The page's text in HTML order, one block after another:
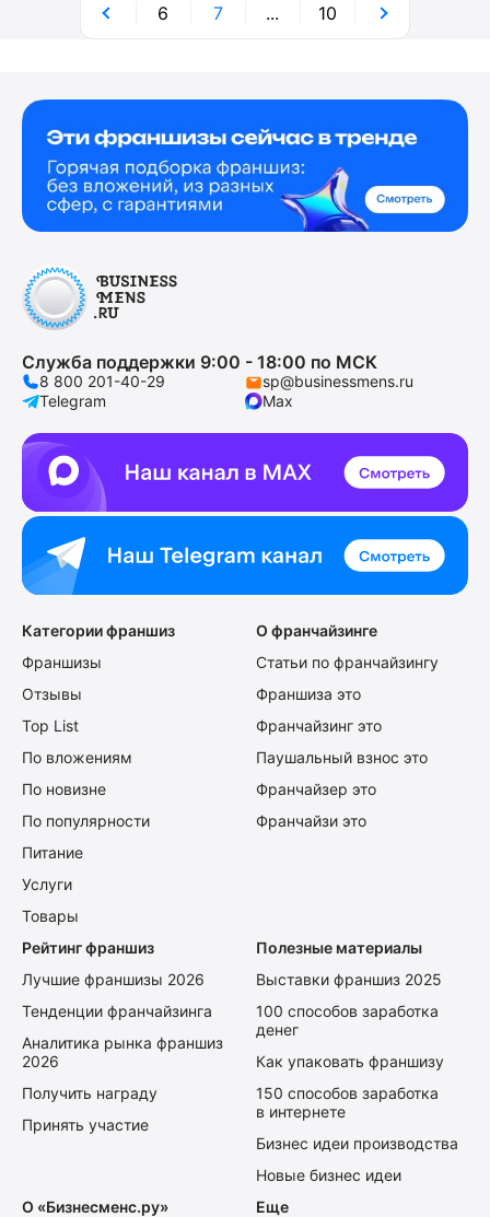
6 7 ... 10
Служба поддержки 9:00 - 18:00 по МСК
8 800 201-40-29
sp@businessmens.ru
Telegram
Max
Категории франшиз
Франшизы
Отзывы
Top List
По вложениям
По новизне
По популярности
Питание
Услуги
Товары
О франчайзинге
Статьи по франчайзингу
Франшиза это
Франчайзинг это
Паушальный взнос это
Франчайзер это
Франчайзи это
Рейтинг франшиз
Лучшие франшизы 2026
Тенденции франчайзинга
Аналитика рынка франшиз
2026
Получить награду
Принять участие
Полезные материалы
Выставки франшиз 2025
100 способов заработка
денег
Как упаковать франшизу
150 способов заработка
в интернете
Бизнес идеи производства
Новые бизнес идеи
О «Бизнесменс.ру»
Еще